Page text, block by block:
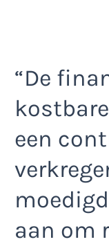
“De
een
aan om